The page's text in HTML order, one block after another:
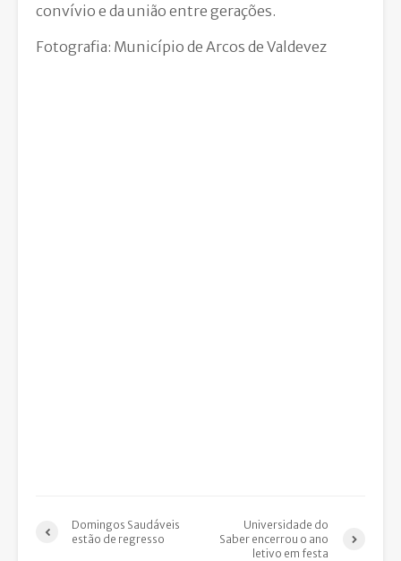
convívio e da união entre gerações.
Fotografia: Município de Arcos de Valdevez
Domingos Saudáveis
estão de regresso
Universidade do
Saber encerrou o ano
letivo em festa